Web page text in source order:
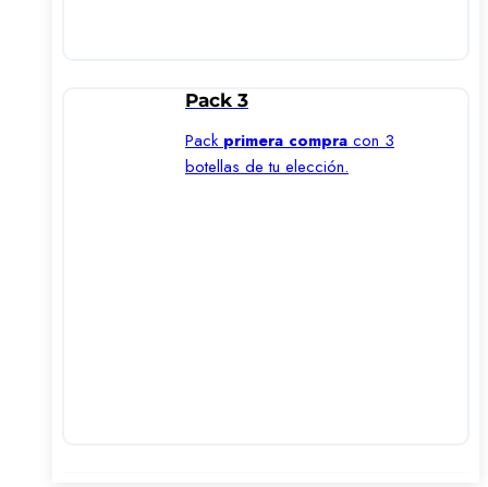
Pack 3
Pack primera compra con 3
botellas de tu elección.